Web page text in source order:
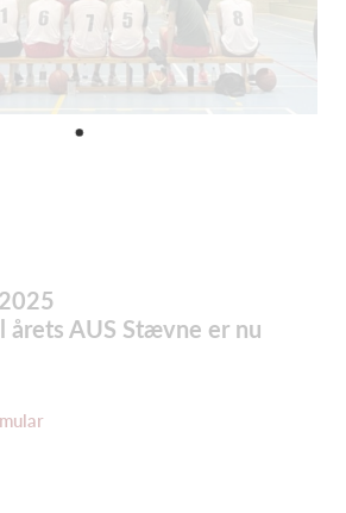
AUS Stævne er nu